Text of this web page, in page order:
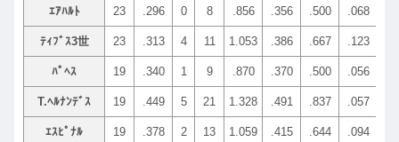
ｴｱﾊﾙﾄ 23 .296 0 8 .856 .356 .500 .068
ﾃｨﾌﾞｽ3世 23 .313 4 11 1.053 .386 .667 .123
ﾊﾟﾍｽ 19 .340 1 9 .870 .370 .500 .056
T.ﾍﾙﾅﾝﾃﾞｽ 19 .449 5 21 1.328 .491 .837 .057
ｴｽﾋﾟﾅﾙ 19 .378 2 13 1.059 .415 .644 .094